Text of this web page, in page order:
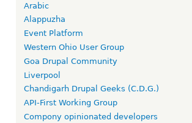
Arabic
Alappuzha
Event Platform
Western Ohio User Group
Goa Drupal Community
Liverpool
Chandigarh Drupal Geeks (C.D.G.)
API-First Working Group
Compony opinionated developers